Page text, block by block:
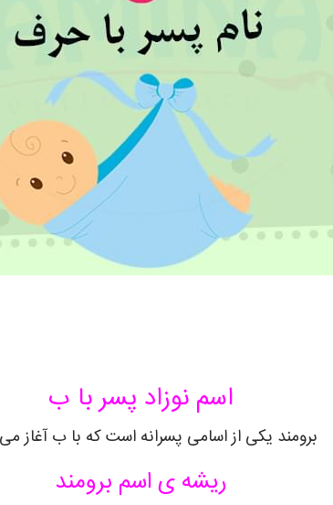
اسم نوزاد پسر با ب
برومند یکی از اسامی پسرانه است که با ب آغاز
ریشه ی اسم برومند